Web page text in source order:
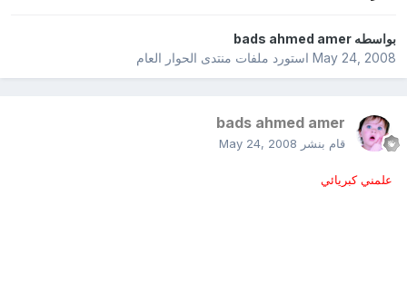
بواسطهbads ahmed amer
May 24, 2008استورد ملفات منتدى الحوار العام
bads ahmed amer
قام بنشر May 24, 2008
علمني كبريائي